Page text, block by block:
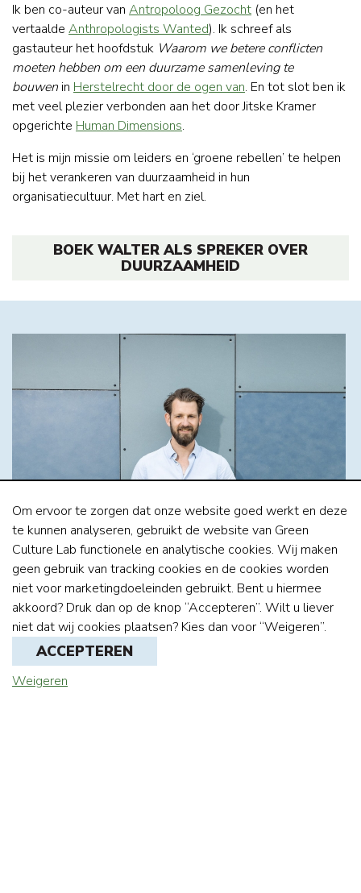
Ik ben co-auteur van Antropoloog Gezocht (en het
vertaalde Anthropologists Wanted). Ik schreef als
gastauteur het hoofdstuk Waarom we betere conflicten
moeten hebben om een duurzame samenleving te
bouwen in Herstelrecht door de ogen van. En tot slot ben ik
met veel plezier verbonden aan het door Jitske Kramer
opgerichte Human Dimensions.
Het is mijn missie om leiders en ‘groene rebellen’ te helpen
bij het verankeren van duurzaamheid in hun
organisatiecultuur. Met hart en ziel.
BOEK WALTER ALS SPREKER OVER
DUURZAAMHEID
Om ervoor te zorgen dat onze website goed werkt en deze
te kunnen analyseren, gebruikt de website van Green
Culture Lab functionele en analytische cookies. Wij maken
geen gebruik van tracking cookies en de cookies worden
niet voor marketingdoeleinden gebruikt. Bent u hiermee
akkoord? Druk dan op de knop “Accepteren”. Wilt u liever
niet dat wij cookies plaatsen? Kies dan voor “Weigeren”.
ACCEPTEREN
Weigeren